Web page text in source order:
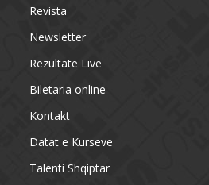
Revista
Newsletter
Rezultate Live
Biletaria online
Kontakt
Datat e Kurseve
Talenti Shqiptar